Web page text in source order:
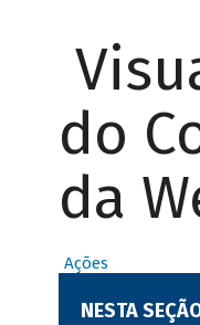
do
da
Ações
NESTA